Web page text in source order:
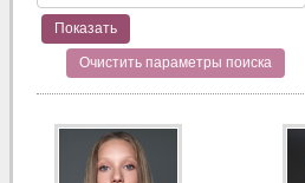
Очистить параметры поиска